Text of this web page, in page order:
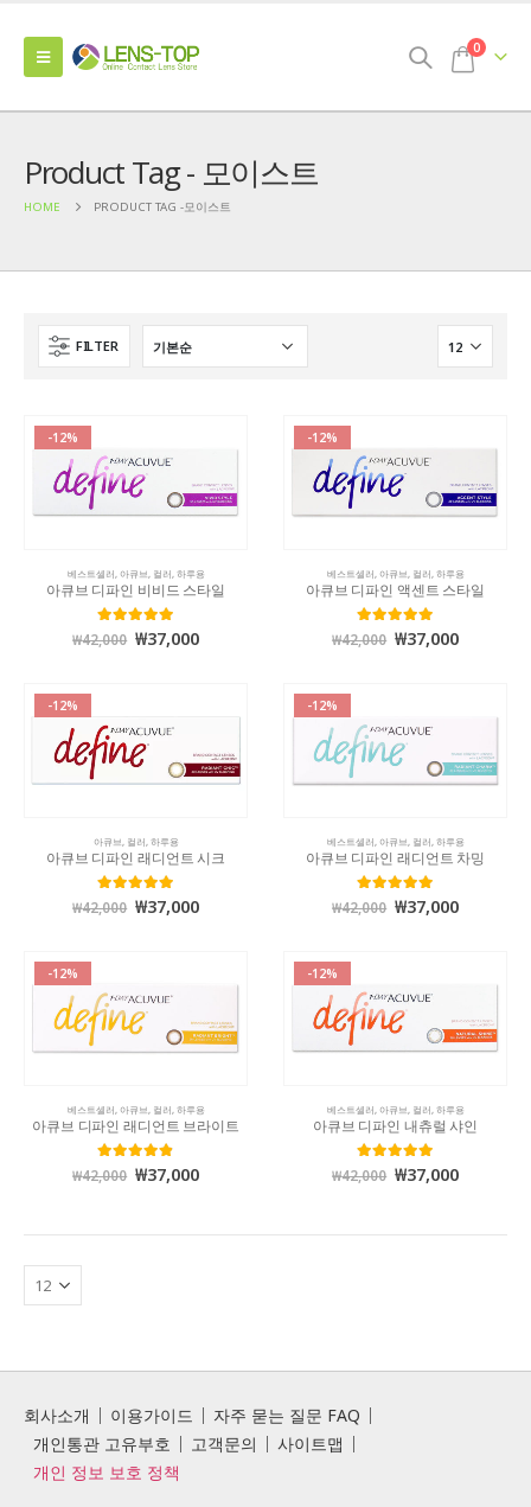
0
Product Tag - 모이스트
HOME PRODUCT TAG -모이스트
FILTER
-12%
베스트셀러 아큐브 컬러 하루용
아큐브 디파인 비비드 스타일
5.00 out of 5
₩42,000 ₩37,000
-12%
베스트셀러 아큐브 컬러 하루용
아큐브 디파인 액센트 스타일
5.00 out of 5
₩42,000 ₩37,000
-12%
아큐브, 컬러,하루용
아큐브 디파인 래디언트 시크
5.00 out of 5
₩42,000 ₩37,000
-12%
베스트셀러,아큐브, 컬러,하루용
아큐브 디파인 래디언트 차밍
4.96 out of 5
₩42,000 ₩37,000
-12%
베스트셀러,아큐브, 컬러,하루용
아큐브 디파인 래디언트 브라이트
4.82 out of 5
₩42,000 ₩37,000
-12%
베스트셀러,아큐브, 컬러,하루용
아큐브 디파인 내츄럴 샤인
4.99 out of 5
₩42,000 ₩37,000
회사소개 이용가이드
자주 묻는 질문 FAQ
개인통관 고유부호
고객문의
사이트맵
개인 정보 보호 정책